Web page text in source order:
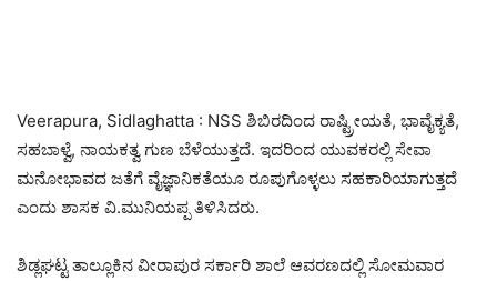
Veerapura, Sidlaghatta : NSS ಶಿಬಿರದಿಂದ ರಾಷ್ಟ್ರೀಯತೆ, ಭಾವೈಕ್ಯತೆ,
ಸಹಬಾಳ್ವೆ, ನಾಯಕತ್ವ ಗುಣ ಬೆಳೆಯುತ್ತದೆ. ಇದರಿಂದ ಯುವಕರಲ್ಲಿ ಸೇವಾ
ಮನೋಭಾವದ ಜತೆಗೆ ವೈಜ್ಞಾನಿಕತೆಯೂ ರೂಪುಗೊಳ್ಳಲು ಸಹಕಾರಿಯಾಗುತ್ತದೆ
ಎಂದು ಶಾಸಕ ವಿ.ಮುನಿಯಪ್ಪ ತಿಳಿಸಿದರು.
ಶಿಡ್ಲಘಟ್ಟ ತಾಲ್ಲೂಕಿನ ವೀರಾಪುರ ಸರ್ಕಾರಿ ಶಾಲೆ ಆವರಣದಲ್ಲಿ ಸೋಮವಾರ